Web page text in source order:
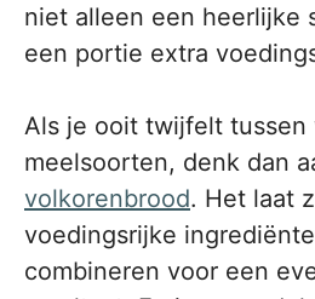
niet alleen een heerlijke
een portie extra
Als je ooit twijfelt tussen
meelsoorten, denk dan
volkorenbrood. Het laat
voedingsrijke
combineren voor een